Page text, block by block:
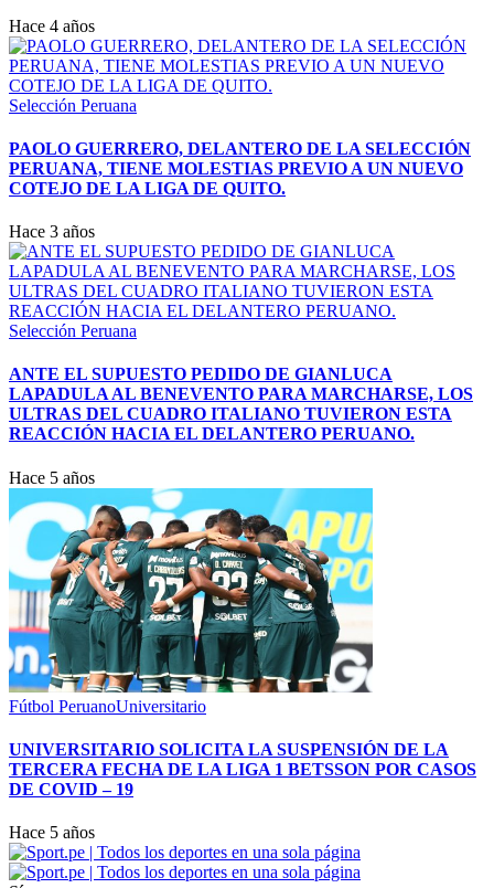
Hace 4 años
Selección Peruana
PAOLO GUERRERO, DELANTERO DE LA SELECCIÓN
PERUANA, TIENE MOLESTIAS PREVIO A UN NUEVO
COTEJO DE LA LIGA DE QUITO.
Hace 3 años
Selección Peruana
ANTE EL SUPUESTO PEDIDO DE GIANLUCA
LAPADULA AL BENEVENTO PARA MARCHARSE, LOS
ULTRAS DEL CUADRO ITALIANO TUVIERON ESTA
REACCIÓN HACIA EL DELANTERO PERUANO.
Hace 5 años
Fútbol PeruanoUniversitario
UNIVERSITARIO SOLICITA LA SUSPENSIÓN DE LA
TERCERA FECHA DE LA LIGA 1 BETSSON POR CASOS
DE COVID – 19
Hace 5 años